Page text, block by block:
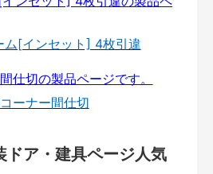
ム[インセット] 4枚引違
ーナー間仕切
ドア・建具ページ人気